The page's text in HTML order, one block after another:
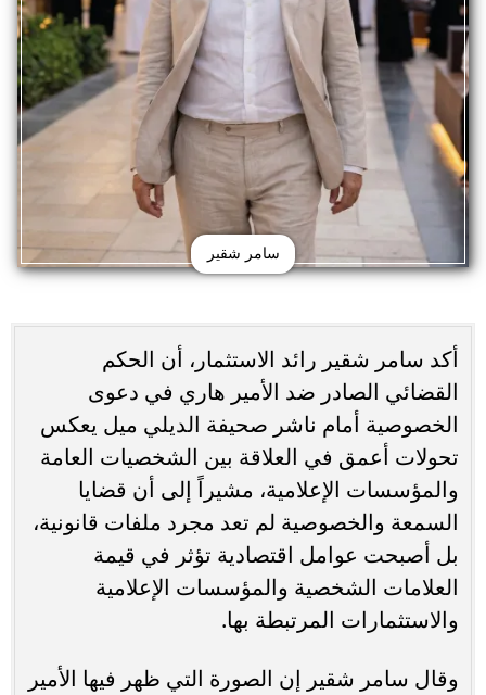
سامر شقير
أكد سامر شقير رائد الاستثمار، أن الحكم
القضائي الصادر ضد الأمير هاري في دعوى
الخصوصية أمام ناشر صحيفة الديلي ميل يعكس
تحولات أعمق في العلاقة بين الشخصيات العامة
والمؤسسات الإعلامية، مشيراً إلى أن قضايا
السمعة والخصوصية لم تعد مجرد ملفات قانونية،
بل أصبحت عوامل اقتصادية تؤثر في قيمة
العلامات الشخصية والمؤسسات الإعلامية
والاستثمارات المرتبطة بها.
وقال سامر شقير إن الصورة التي ظهر فيها الأمير